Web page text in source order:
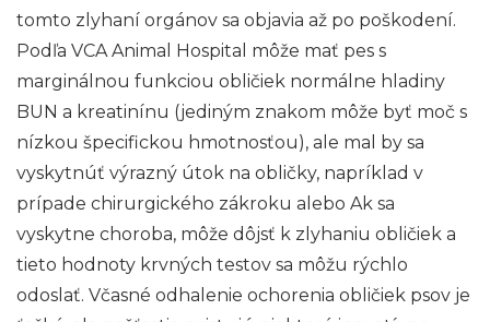
tomto zlyhaní orgánov sa objavia až po poškodení.
Podľa VCA Animal Hospital môže mať pes s
marginálnou funkciou obličiek normálne hladiny
BUN a kreatinínu (jediným znakom môže byť moč s
nízkou špecifickou hmotnosťou), ale mal by sa
vyskytnúť výrazný útok na obličky, napríklad v
prípade chirurgického zákroku alebo Ak sa
vyskytne choroba, môže dôjsť k zlyhaniu obličiek a
tieto hodnoty krvných testov sa môžu rýchlo
odoslať. Včasné odhalenie ochorenia obličiek psov je